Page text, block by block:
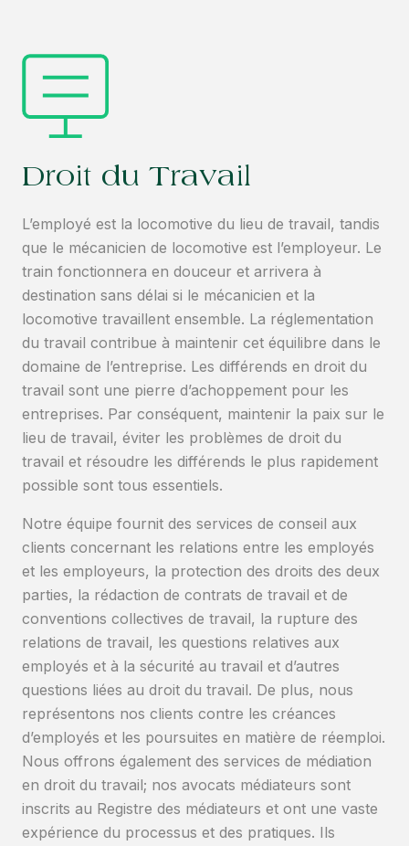
Droit du Travail
L’employé est la locomotive du lieu de travail, tandis
que le mécanicien de locomotive est l’employeur. Le
train fonctionnera en douceur et arrivera à
destination sans délai si le mécanicien et la
locomotive travaillent ensemble. La réglementation
du travail contribue à maintenir cet équilibre dans le
domaine de l’entreprise. Les différends en droit du
travail sont une pierre d’achoppement pour les
entreprises. Par conséquent, maintenir la paix sur le
lieu de travail, éviter les problèmes de droit du
travail et résoudre les différends le plus rapidement
possible sont tous essentiels.
Notre équipe fournit des services de conseil aux
clients concernant les relations entre les employés
et les employeurs, la protection des droits des deux
parties, la rédaction de contrats de travail et de
conventions collectives de travail, la rupture des
relations de travail, les questions relatives aux
employés et à la sécurité au travail et d’autres
questions liées au droit du travail. De plus, nous
représentons nos clients contre les créances
d’employés et les poursuites en matière de réemploi.
Nous offrons également des services de médiation
en droit du travail; nos avocats médiateurs sont
inscrits au Registre des médiateurs et ont une vaste
expérience du processus et des pratiques. Ils